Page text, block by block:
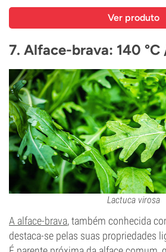
Ver produto
7. Alface-brava: 140 °C
Lactuca virosa
A alface-brava, também conhecida
destaca-se pelas suas propriedades